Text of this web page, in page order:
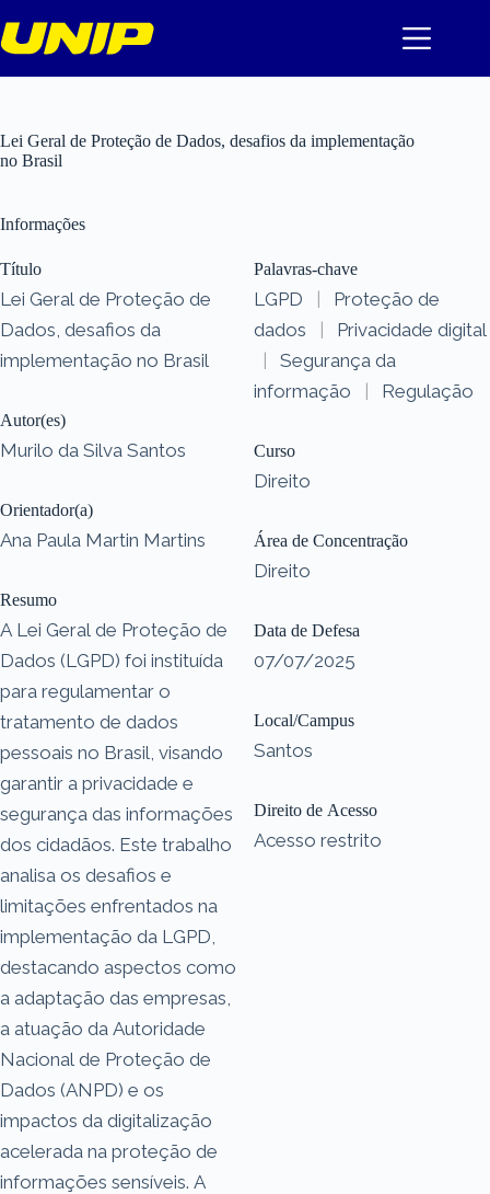
para
o
Lei Geral de Proteção de Dados, desafios da implementação
no Brasil
Informações
Título
Lei Geral de Proteção de
Dados, desafios da
implementação no Brasil
Autor(es)
Murilo da Silva Santos
Orientador(a)
Ana Paula Martin Martins
Resumo
A Lei Geral de Proteção de
Dados (LGPD) foi instituída
para regulamentar o
tratamento de dados
pessoais no Brasil, visando
garantir a privacidade e
segurança das informações
dos cidadãos. Este trabalho
analisa os desafios e
limitações enfrentados na
implementação da LGPD,
destacando aspectos como
a adaptação das empresas,
a atuação da Autoridade
Nacional de Proteção de
Dados (ANPD) e os
impactos da digitalização
acelerada na proteção de
informações sensíveis. A
Palavras-chave
LGPD |
Proteção de
dados
|
Privacidade digital
|
Segurança da
informação
| Regulação
Curso
Direito
Área de Concentração
Direito
Data de Defesa
07/07/2025
Local/Campus
Santos
Direito de Acesso
Acesso restrito